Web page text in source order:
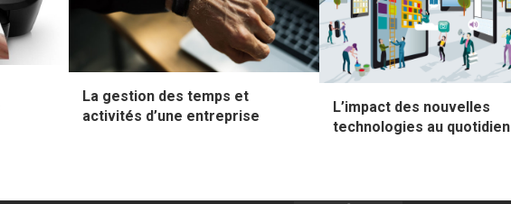
La gestion des temps et
activités d’une entreprise
L’impact des nouvelles
technologies au quotidien